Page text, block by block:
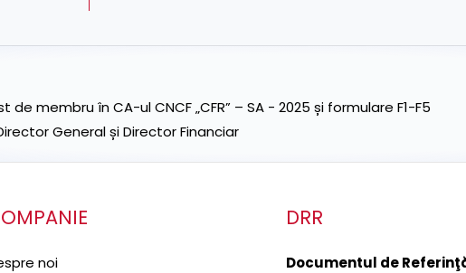
membru în CA-ul CNCF „CFR” – SA - 2025 și formulare F1-F5
General și Director Financiar
noi
DRR
Documentul de